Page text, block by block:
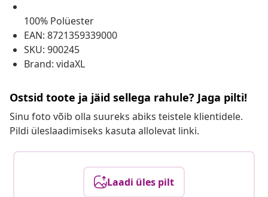
100% Polüester
EAN: 8721359339000
SKU: 900245
Brand: vidaXL
Ostsid toote ja jäid sellega rahule? Jaga pilti!
Sinu foto võib olla suureks abiks teistele klientidele.
Pildi üleslaadimiseks kasuta allolevat linki.
Laadi üles pilt